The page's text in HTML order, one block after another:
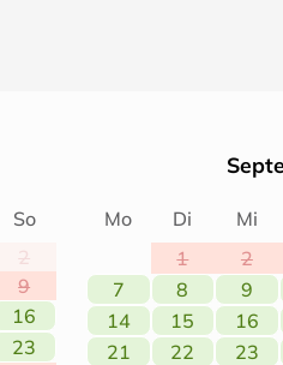
(1,40m x 1,90m).
So
2
9
16
23
Mo Di Mi
1
2
7
8 9
14
15 16
21
22 23